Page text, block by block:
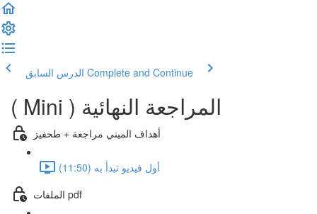
Complete and Continue
( Mini ) المراجعة النهائية
أهداف الميني مراجعة + طحفيز
أول فيديو تبدأ به (11:50)
الملفات pdf